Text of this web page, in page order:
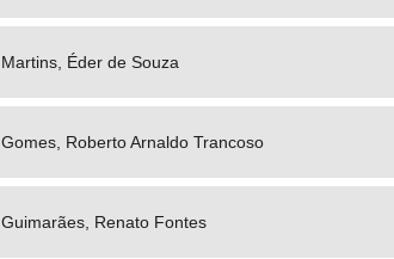
Martins, Éder de Souza
Gomes, Roberto Arnaldo Trancoso
Guimarães, Renato Fontes